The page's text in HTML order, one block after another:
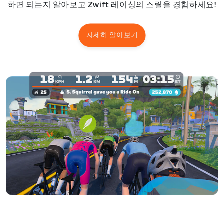
하면 되는지 알아보고 Zwift 레이싱의 스릴을 경험하세요!
자세히 알아보기